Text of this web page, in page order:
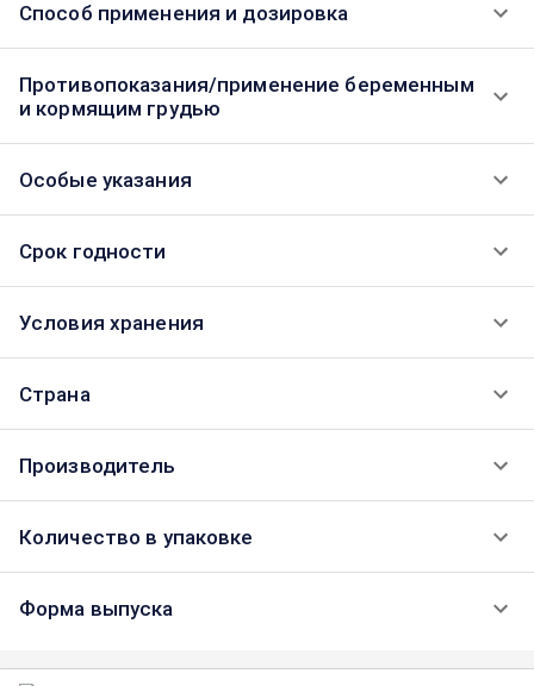
Способ применения и дозировка
Противопоказания/применение беременным
и кормящим грудью
Особые указания
Срок годности
Условия хранения
Страна
Производитель
Количество в упаковке
Форма выпуска